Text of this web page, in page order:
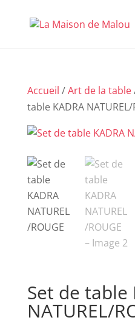
Accueil /Art de la table
table KADRA NATUREL/
Set de table
NATUREL/